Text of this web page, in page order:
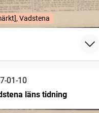
Vadstena
01-10
läns tidning